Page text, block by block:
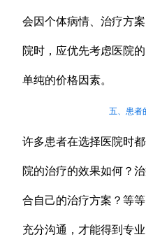
会因个体病情、治疗方
院时，应优先考虑医院
单纯的价格因素。
五、患者
许多患者在选择医院时
院的治疗的效果如何？
合自己的治疗方案？等
充分沟通，才能得到专